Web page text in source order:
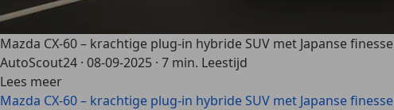
Mazda CX-60 – krachtige plug-in hybride SUV met Japanse finesse
AutoScout24 · 08-09-2025 · 7 min. Leestijd
Lees meer
Mazda CX-60 – krachtige plug-in hybride SUV met Japanse finesse